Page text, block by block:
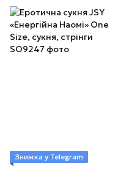
Знижка у Telegram